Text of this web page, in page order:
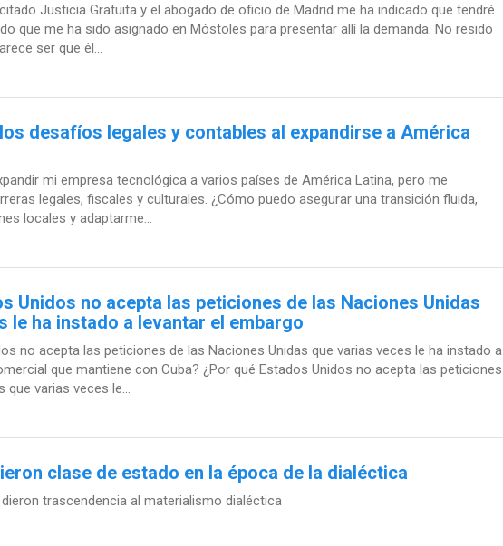
Justicia Gratuita y el abogado de oficio de Madrid me ha indicado que tendré
que me ha sido asignado en Móstoles para presentar allí la demanda. No resido
ser que él...
desafíos legales y contables al expandirse a América
mi empresa tecnológica a varios países de América Latina, pero me
legales, fiscales y culturales. ¿Cómo puedo asegurar una transición fluida,
locales y adaptarme...
Unidos no acepta las peticiones de las Naciones Unidas
le ha instado a levantar el embargo
no acepta las peticiones de las Naciones Unidas que varias veces le ha instado a
que mantiene con Cuba? ¿Por qué Estados Unidos no acepta las peticiones
que varias veces le...
clase de estado en la época de la dialéctica
trascendencia al materialismo dialéctica